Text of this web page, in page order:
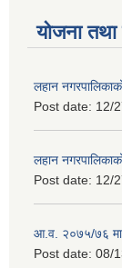
योजना तथा
लहान
Post date: 12/
लहान
Post date: 12/
आ.व. २०७५/७६ मा
Post date: 08/